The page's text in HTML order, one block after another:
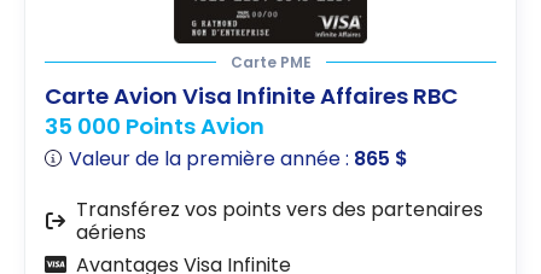
Carte PME
Carte Avion Visa Infinite Affaires RBC
35 000 Points Avion
Valeur de la première année : 865 $
Transférez vos points vers des partenaires
aériens
Avantages Visa Infinite